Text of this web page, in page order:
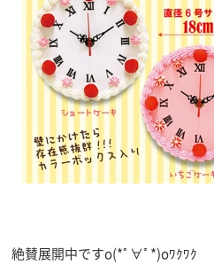
絶賛展開中ですo(*ﾟ∀ﾟ*)oﾜｸﾜｸ